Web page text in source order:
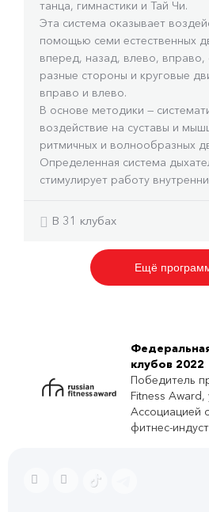
танца, гимнастики и Тай Чи.
Эта система оказывает
помощью семи естественных
вперед, назад, влево, вправо,
разные стороны и круговые
вправо и влево.
В основе методики —
воздействие на суставы и
ритмичных и волнообразных
Определенная система
стимулирует работу
В 31 клубах
Ещё
клубов 2022
Победитель
Fitness
Ассоциацией
фитнес-